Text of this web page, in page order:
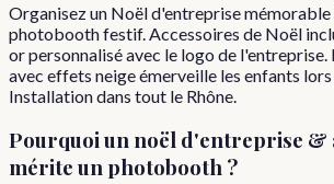
Organisez un Noël d'entreprise
photobooth festif. Accessoires de Noël
or personnalisé avec le logo de
avec effets neige émerveille les enfants
Installation dans tout le Rhône.
Pourquoiun noël d'entreprise &
mérite un photobooth ?